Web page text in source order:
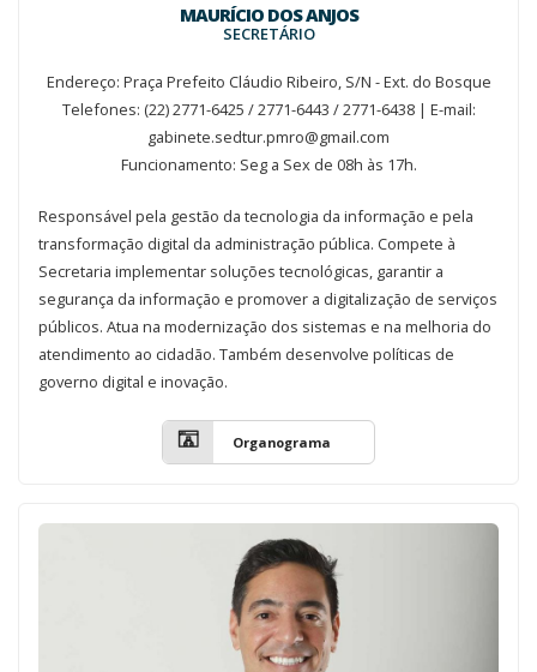
MAURÍCIO DOS ANJOS
SECRETÁRIO
Endereço: Praça Prefeito Cláudio Ribeiro, S/N - Ext. do Bosque
Telefones: (22) 2771-6425 / 2771-6443 / 2771-6438 | E-mail:
gabinete.sedtur.pmro@gmail.com
Funcionamento: Seg a Sex de 08h às 17h.
Responsável pela gestão da tecnologia da informação e pela
transformação digital da administração pública. Compete à
Secretaria implementar soluções tecnológicas, garantir a
segurança da informação e promover a digitalização de serviços
públicos. Atua na modernização dos sistemas e na melhoria do
atendimento ao cidadão. Também desenvolve políticas de
governo digital e inovação.
Organograma